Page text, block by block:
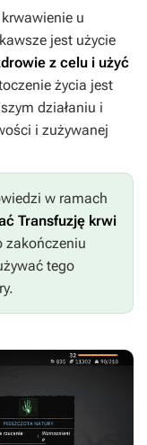
u
jest użycie
z celu i użyć
życia jest
działaniu i
i zużywanej
w ramach
Transfuzję krwi
zakończeniu
tego